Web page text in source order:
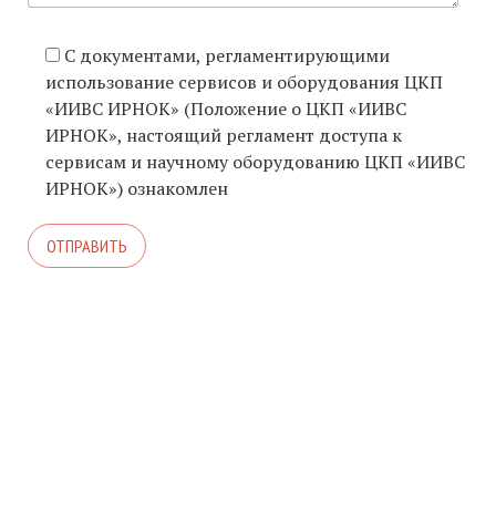
С документами, регламентирующими
использование сервисов и оборудования ЦКП
«ИИВС ИРНОК» (Положение о ЦКП «ИИВС
ИРНОК», настоящий регламент доступа к
сервисам и научному оборудованию ЦКП «ИИВС
ИРНОК») ознакомлен